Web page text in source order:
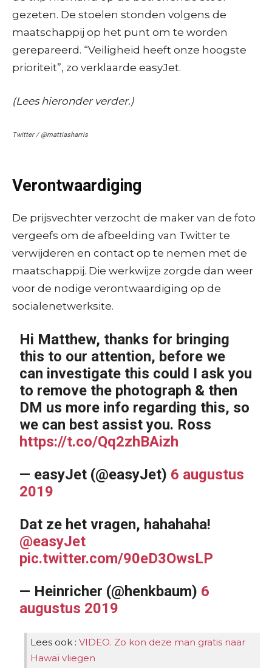
gezeten. De stoelen stonden volgens de
maatschappij op het punt om te worden
gerepareerd. “Veiligheid heeft onze hoogste
prioriteit”, zo verklaarde easyJet.
(Lees hieronder verder.)
Twitter / @mattiasharris
Verontwaardiging
De prijsvechter verzocht de maker van de foto
vergeefs om de afbeelding van Twitter te
verwijderen en contact op te nemen met de
maatschappij. Die werkwijze zorgde dan weer
voor de nodige verontwaardiging op de
socialenetwerksite.
Hi Matthew, thanks for bringing
this to our attention, before we
can investigate this could I ask you
to remove the photograph & then
DM us more info regarding this, so
we can best assist you. Ross
https://t.co/Qq2zhBAizh
— easyJet (@easyJet) 6 augustus
2019
Dat ze het vragen, hahahaha!
@easyJet
pic.twitter.com/90eD3OwsLP
— Heinricher (@henkbaum) 6
augustus 2019
Lees ook : VIDEO. Zo kon deze man gratis naar
Hawaï vliegen